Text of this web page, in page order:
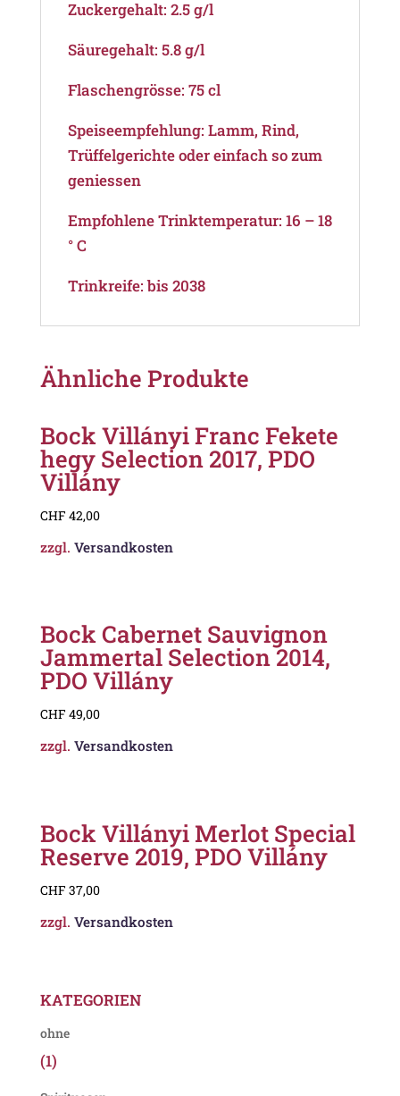
Zuckergehalt: 2.5 g/l
Säuregehalt: 5.8 g/l
Flaschengrösse: 75 cl
Speiseempfehlung: Lamm, Rind,
Trüffelgerichte oder einfach so zum
geniessen
Empfohlene Trinktemperatur: 16 – 18
° C
Trinkreife: bis 2038
Ähnliche Produkte
Bock Villányi Franc Fekete
hegy Selection 2017, PDO
Villány
CHF 42,00
zzgl. Versandkosten
Bock Cabernet Sauvignon
Jammertal Selection 2014,
PDO Villány
CHF 49,00
zzgl. Versandkosten
Bock Villányi Merlot Special
Reserve 2019, PDO Villány
CHF 37,00
zzgl. Versandkosten
KATEGORIEN
ohne
(1)